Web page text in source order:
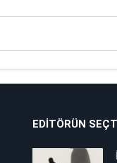
EDITÖRÜN